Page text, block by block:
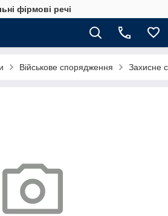
фірмові речі
Військове спорядження Захисне